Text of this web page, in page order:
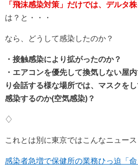
「飛沫感染対策」だけでは、デルタ
は？と・・・
なら、どうして感染したのか？
・接触感染により拡がったのか？
・エアコンを優先して換気しない屋
り会話する様な場所では、マスクを
感染するのか(空気感染)？
♢
これとは別に東京ではこんなニュース
感染者急増で保健所の業務ひっ迫「